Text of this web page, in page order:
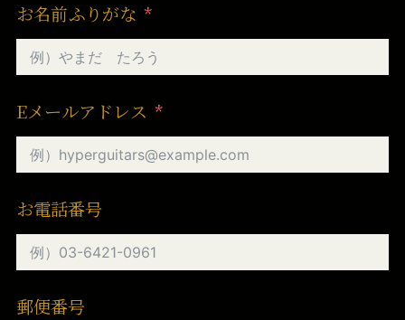
お名前ふりがな
Eメールアドレス
お電話番号
郵便番号